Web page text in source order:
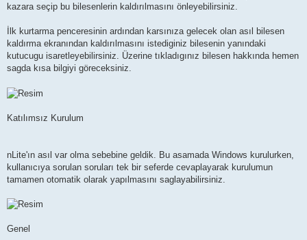
kazara seçip bu bilesenlerin kaldırılmasını önleyebilirsiniz.
İlk kurtarma penceresinin ardından karsınıza gelecek olan asıl bilesen
kaldırma ekranından kaldırılmasını istediginiz bilesenin yanındaki
kutucugu isaretleyebilirsiniz. Üzerine tıkladıgınız bilesen hakkında hemen
sagda kısa bilgiyi göreceksiniz.
Katılımsız Kurulum
nLite'ın asıl var olma sebebine geldik. Bu asamada Windows kurulurken,
kullanıcıya sorulan soruları tek bir seferde cevaplayarak kurulumun
tamamen otomatik olarak yapılmasını saglayabilirsiniz.
Genel